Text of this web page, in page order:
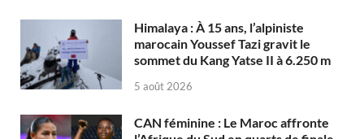
Himalaya : À 15 ans, l’alpiniste
marocain Youssef Tazi gravit le
sommet du Kang Yatse II à 6.250 m
5 août 2026
CAN féminine : Le Maroc affronte